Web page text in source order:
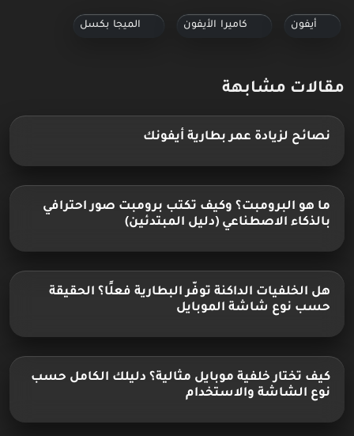
أيفون كاميرا الأيفون الميجا بكسل
مقالات مشابهة
نصائح لزيادة عمر بطارية أيفونك
ما هو البرومبت؟ وكيف تكتب برومبت صور احترافي
بالذكاء الاصطناعي (دليل المبتدئين)
هل الخلفيات الداكنة توفّر البطارية فعلًا؟ الحقيقة
حسب نوع شاشة الموبايل
كيف تختار خلفية موبايل مثالية؟ دليلك الكامل حسب
نوع الشاشة والاستخدام